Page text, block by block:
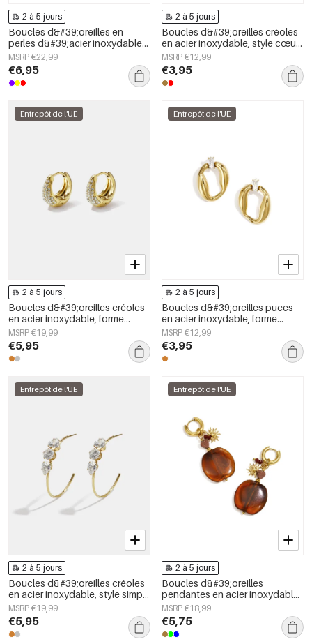
2 à 5 jours
Boucles d&#39;oreilles en
perles d&#39;acier inoxydable
en forme de cœur, collection
Daily Simple, bijoux pour
femmes
MSRP €22,99
€6,95
2 à 5 jours
Boucles d&#39;oreilles créoles
en acier inoxydable, style cœur,
collection Daily Simple, bijoux
pour femmes
MSRP €12,99
€3,95
Entrepôt de l'UE
2 à 5 jours
Boucles d&#39;oreilles créoles
en acier inoxydable, forme
irrégulière, collection Simple
Daily Simple, bijoux pour
femmes
MSRP €19,99
€5,95
Entrepôt de l'UE
2 à 5 jours
Boucles d&#39;oreilles puces
en acier inoxydable, forme
irrégulière, collection Simple
Daily Simple, bijoux pour
femmes
MSRP €12,99
€3,95
Entrepôt de l'UE
2 à 5 jours
Boucles d&#39;oreilles créoles
en acier inoxydable, style simple
et quotidien, collection de
bijoux pour femmes
MSRP €19,99
€5,95
Entrepôt de l'UE
2 à 5 jours
Boucles d&#39;oreilles
pendantes en acier inoxydable,
motif floral, collection Daily
Simple, bijoux pour femmes
MSRP €18,99
€5,75